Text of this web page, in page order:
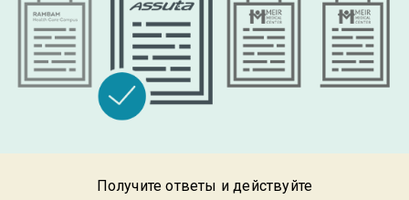
Получите ответы и действуйте